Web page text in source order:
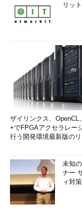
リッ
ザイリンクス、OpenCL
+でFPGAアクセラレー
行う開発環境最新版の
未知
ナー
ィ対策